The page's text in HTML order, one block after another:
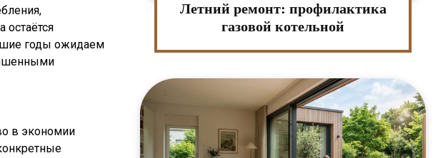
годы ожидаем
в экономии
Летний ремонт: профилактика
газовой котельной